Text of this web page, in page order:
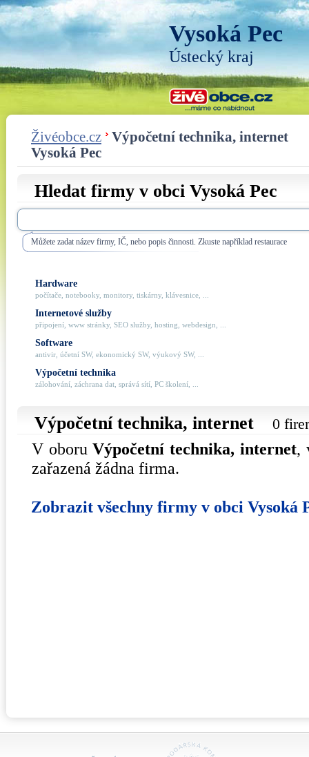
Vysoká Pec
Ústecký kraj
Živéobce.cz
Výpočetní technika, internet
Vysoká Pec
Hledat firmy v obci Vysoká Pec
Můžete zadat název firmy, IČ, nebo popis činnosti. Zkuste například restaurace
Hardware
počítače, notebooky, monitory, tiskárny, klávesnice, ...
Internetové služby
připojení, www stránky, SEO služby, hosting, webdesign, ...
Software
antivir, účetní SW, ekonomický SW, výukový SW, ...
Výpočetní technika
zálohování, záchrana dat, správá sítí, PC školení, ...
Výpočetní technika, internet 0
V oboruVýpočetní technika, internet,
zařazená žádna firma.
Zobrazit všechny firmy v obci Vysoká